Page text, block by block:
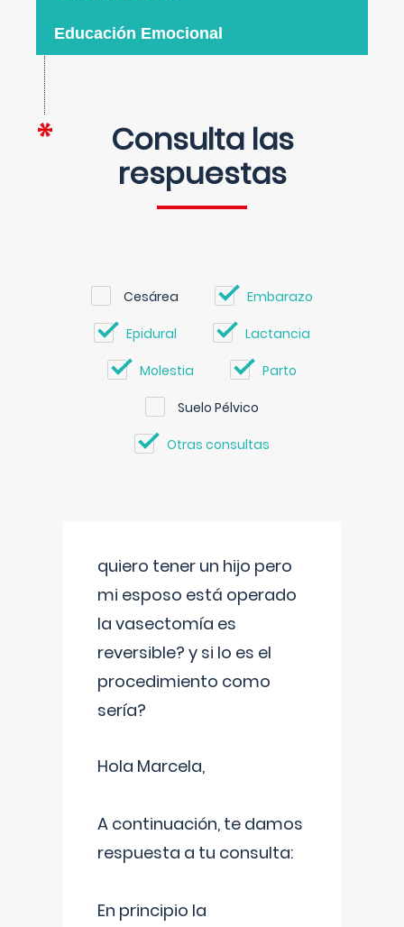
Educación Emocional
Consulta las
respuestas
Cesárea Embarazo
Epidural Lactancia
Molestia Parto
Suelo Pélvico
Otras consultas
quiero tener un hijo pero
mi esposo está operado
la vasectomía es
reversible? y si lo es el
procedimiento como
sería?
Hola Marcela,
A continuación, te damos
respuesta a tu consulta:
En principio la